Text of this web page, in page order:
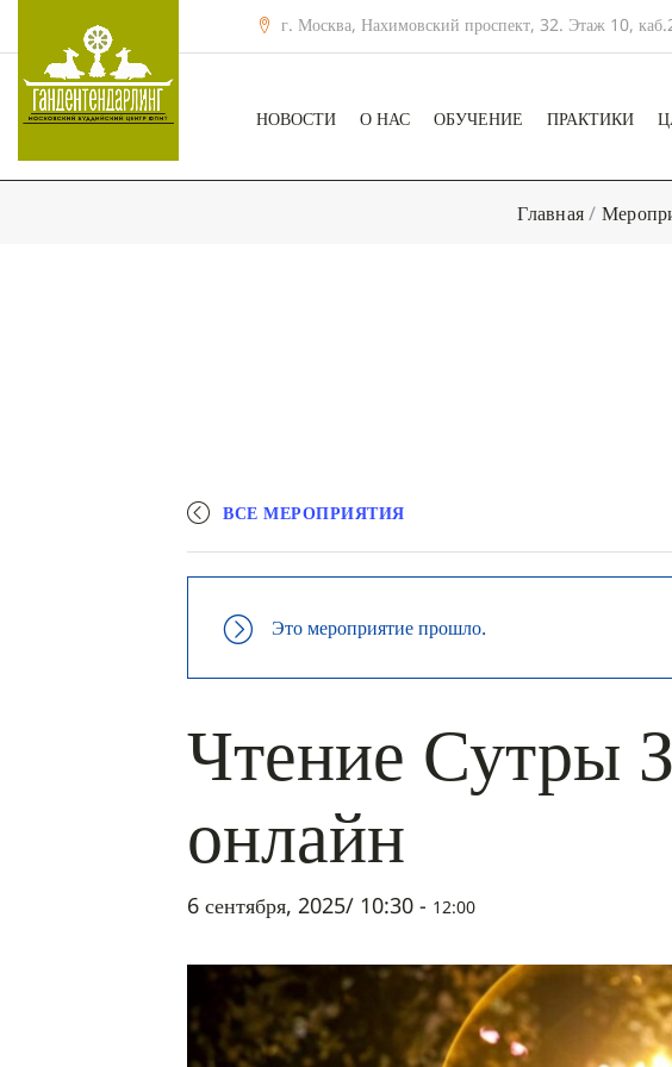
г. Москва, Нахимовский проспект, 32. Этаж 10,
НОВОСТИ О НАС ОБУЧЕНИЕ ПРАКТИКИ
Главная/
ВСЕ МЕРОПРИЯТИЯ
Это мероприятие прошло.
Чтение Сутры
онлайн
6 сентября, 2025/ 10:30 - 12:00